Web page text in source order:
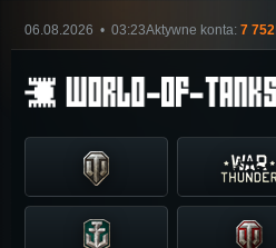
06.08.2026 • 03:23Aktywne konta: 7 752